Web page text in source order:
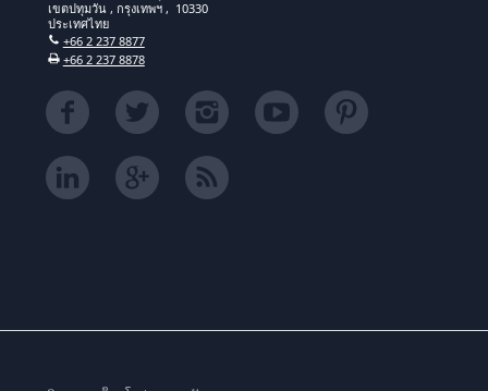
เขตปทุมวัน , กรุงเทพฯ , 10330
ประเทศไทย
+66 2 237 8877
+66 2 237 8878